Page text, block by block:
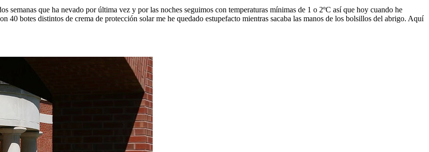
semanas que ha nevado por última vez y por las noches seguimos con temperaturas mínimas de 1 o 2ºC así que hoy cuando he
40 botes distintos de crema de protección solar me he quedado estupefacto mientras sacaba las manos de los bolsillos del abrigo. Aquí